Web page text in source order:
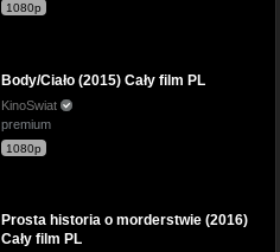
1080p
Body/Ciało (2015) Cały film PL
KinoSwiat
premium
1080p
Prosta historia o morderstwie (2016)
Cały film PL